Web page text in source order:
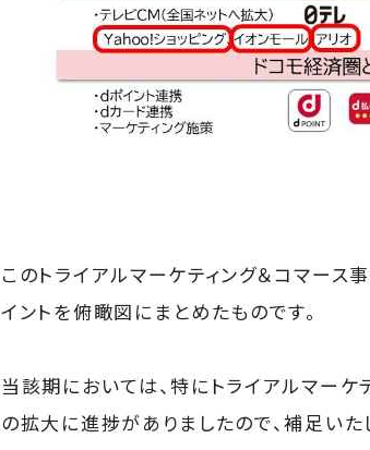
このトライアルマーケティング＆コマー
イントを俯瞰図にまとめたものです。
当該期においては、特にトライアルマーケ
の拡大に進捗がありましたので、補足いた